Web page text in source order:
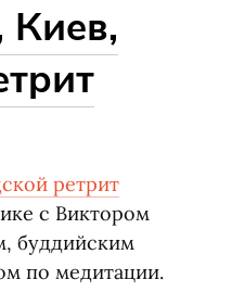
Киев,
ретрит
с Виктором
буддийским
по медитации.